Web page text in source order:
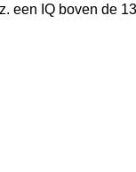
een IQ boven de